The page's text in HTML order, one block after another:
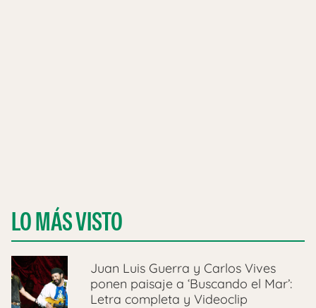
LO MÁS VISTO
Juan Luis Guerra y Carlos Vives
ponen paisaje a ‘Buscando el Mar’:
Letra completa y Videoclip